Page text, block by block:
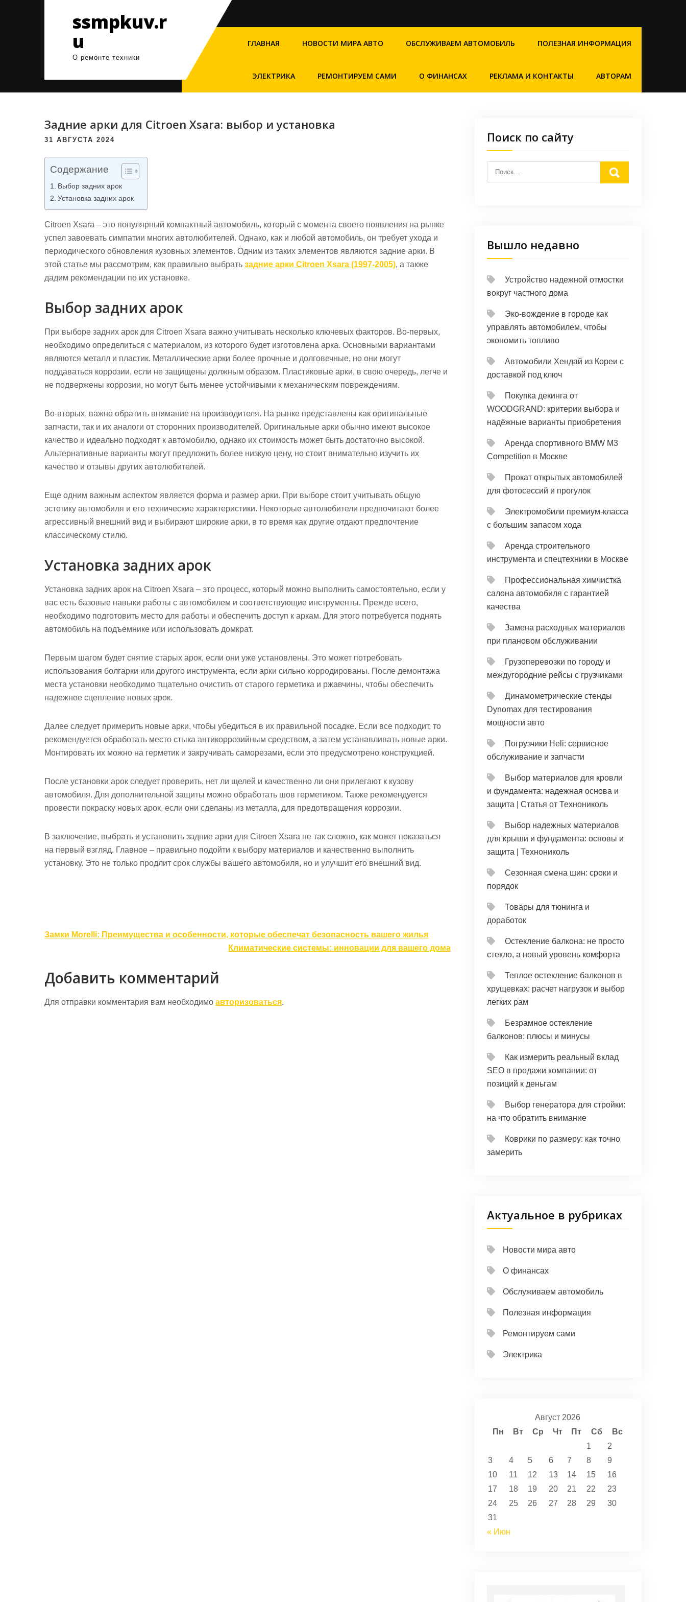
ssmpkuv.r
u
О ремонте техники
ГЛАВНАЯ НОВОСТИ МИРА АВТО ОБСЛУЖИВАЕМ АВТОМОБИЛЬ ПОЛЕЗНАЯ ИНФОРМАЦИЯ
ЭЛЕКТРИКА РЕМОНТИРУЕМ САМИ О ФИНАНСАХ РЕКЛАМА И КОНТАКТЫ АВТОРАМ
Задние арки для Сitroen Хsara: выбор и установка
31 АВГУСТА 2024
Содержание
Выбор задних арок
Установка задних арок
Citroen Xsara – это популярный компактный автомобиль, который с момента своего появления на рынке
успел завоевать симпатии многих автолюбителей. Однако, как и любой автомобиль, он требует ухода и
периодического обновления кузовных элементов. Одним из таких элементов являются задние арки. В
этой статье мы рассмотрим, как правильно выбрать задние арки Citroen Xsara (1997-2005), а также
дадим рекомендации по их установке.
Выбор задних арок
При выборе задних арок для Citroen Xsara важно учитывать несколько ключевых факторов. Во-первых,
необходимо определиться с материалом, из которого будет изготовлена арка. Основными вариантами
являются металл и пластик. Металлические арки более прочные и долговечные, но они могут
поддаваться коррозии, если не защищены должным образом. Пластиковые арки, в свою очередь, легче и
не подвержены коррозии, но могут быть менее устойчивыми к механическим повреждениям.
Во-вторых, важно обратить внимание на производителя. На рынке представлены как оригинальные
запчасти, так и их аналоги от сторонних производителей. Оригинальные арки обычно имеют высокое
качество и идеально подходят к автомобилю, однако их стоимость может быть достаточно высокой.
Альтернативные варианты могут предложить более низкую цену, но стоит внимательно изучить их
качество и отзывы других автолюбителей.
Еще одним важным аспектом является форма и размер арки. При выборе стоит учитывать общую
эстетику автомобиля и его технические характеристики. Некоторые автолюбители предпочитают более
агрессивный внешний вид и выбирают широкие арки, в то время как другие отдают предпочтение
классическому стилю.
Установка задних арок
Установка задних арок на Citroen Xsara – это процесс, который можно выполнить самостоятельно, если у
вас есть базовые навыки работы с автомобилем и соответствующие инструменты. Прежде всего,
необходимо подготовить место для работы и обеспечить доступ к аркам. Для этого потребуется поднять
автомобиль на подъемнике или использовать домкрат.
Первым шагом будет снятие старых арок, если они уже установлены. Это может потребовать
использования болгарки или другого инструмента, если арки сильно корродированы. После демонтажа
места установки необходимо тщательно очистить от старого герметика и ржавчины, чтобы обеспечить
надежное сцепление новых арок.
Далее следует примерить новые арки, чтобы убедиться в их правильной посадке. Если все подходит, то
рекомендуется обработать место стыка антикоррозийным средством, а затем устанавливать новые арки.
Монтировать их можно на герметик и закручивать саморезами, если это предусмотрено конструкцией.
После установки арок следует проверить, нет ли щелей и качественно ли они прилегают к кузову
автомобиля. Для дополнительной защиты можно обработать шов герметиком. Также рекомендуется
провести покраску новых арок, если они сделаны из металла, для предотвращения коррозии.
В заключение, выбрать и установить задние арки для Citroen Xsara не так сложно, как может показаться
на первый взгляд. Главное – правильно подойти к выбору материалов и качественно выполнить
установку. Это не только продлит срок службы вашего автомобиля, но и улучшит его внешний вид.
Навигация
Замки Morelli: Преимущества и особенности, которые обеспечат безопасность вашего жилья
Климатические системы: инновации для вашего дома
Добавить комментарий
Для отправки комментария вам необходимо авторизоваться.
Поиск по сайту
Вышло недавно
Устройство надежной отмостки
вокруг частного дома
Эко-вождение в городе как
управлять автомобилем, чтобы
экономить топливо
Автомобили Хендай из Кореи с
доставкой под ключ
Покупка декинга от
WOODGRAND: критерии выбора и
надёжные варианты приобретения
Аренда спортивного BMW M3
Competition в Москве
Прокат открытых автомобилей
для фотосессий и прогулок
Электромобили премиум-класса
с большим запасом хода
Аренда строительного
инструмента и спецтехники в Москве
Профессиональная химчистка
салона автомобиля с гарантией
качества
Замена расходных материалов
при плановом обслуживании
Грузоперевозки по городу и
междугородние рейсы с грузчиками
Динамометрические стенды
Dynomax для тестирования
мощности авто
Погрузчики Heli: сервисное
обслуживание и запчасти
Выбор материалов для кровли
и фундамента: надежная основа и
защита | Статья от Технониколь
Выбор надежных материалов
для крыши и фундамента: основы и
защита | Технониколь
Сезонная смена шин: сроки и
порядок
Товары для тюнинга и
доработок
Остекление балкона: не просто
стекло, а новый уровень комфорта
Теплое остекление балконов в
хрущевках: расчет нагрузок и выбор
легких рам
Безрамное остекление
балконов: плюсы и минусы
Как измерить реальный вклад
SEO в продажи компании: от
позиций к деньгам
Выбор генератора для стройки:
на что обратить внимание
Коврики по размеру: как точно
замерить
Актуальное в рубриках
Новости мира авто
О финансах
Обслуживаем автомобиль
Полезная информация
Ремонтируем сами
Электрика
Август 2026
Пн
Вт Ср Чт Пт Сб
Вс
1
2
3
4 5 6 7 8
9
10
11 12 13 14 15
16
17
18 19 20 21 22
23
24
25 26 27 28 29
30
31
« Июн